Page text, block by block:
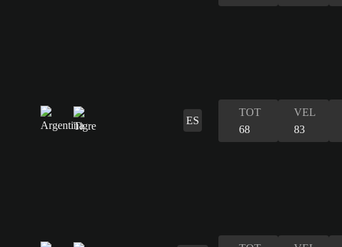
ES
TOT
68
VEL
83